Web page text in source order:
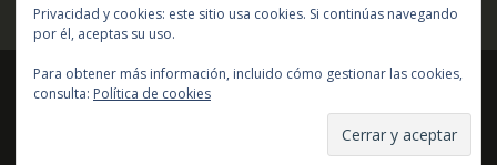
Copyright © todos los derechos reservados
Acme Themes
Privacidad y cookies: este sitio usa cookies. Si continúas navegando
por él, aceptas su uso.
Para obtener más información, incluido cómo gestionar las cookies,
consulta: Política de cookies